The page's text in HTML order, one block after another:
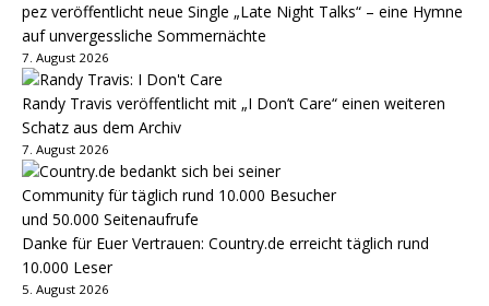
pez veröffentlicht neue Single „Late Night Talks“ – eine Hymne
auf unvergessliche Sommernächte
7. August 2026
Randy Travis veröffentlicht mit „I Don’t Care“ einen weiteren
Schatz aus dem Archiv
7. August 2026
Danke für Euer Vertrauen: Country.de erreicht täglich rund
10.000 Leser
5. August 2026